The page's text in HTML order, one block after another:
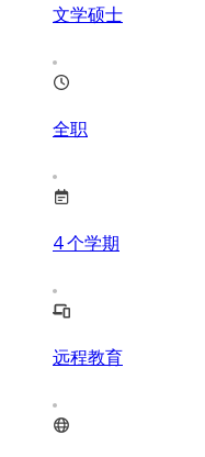
文学硕士
全职
4个学期
远程教育